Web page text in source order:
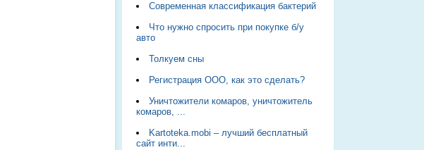
Современная классификация бактерий
Что нужно спросить при покупке б/у
авто
Толкуем сны
Регистрация ООО, как это сделать?
Уничтожители комаров, уничтожитель
комаров, ...
Kartoteka.mobi – лучший бесплатный
сайт инти...